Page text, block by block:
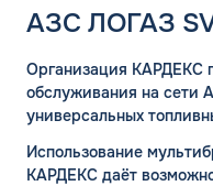
АЗС ЛОГАЗ
Организация КАРДЕКС
обслуживания на
универсальных
Использование
КАРДЕКС даёт